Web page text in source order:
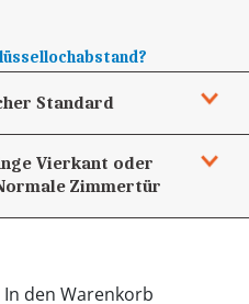
Standard
Vierkant oder
Zimmertür
In den Warenkorb